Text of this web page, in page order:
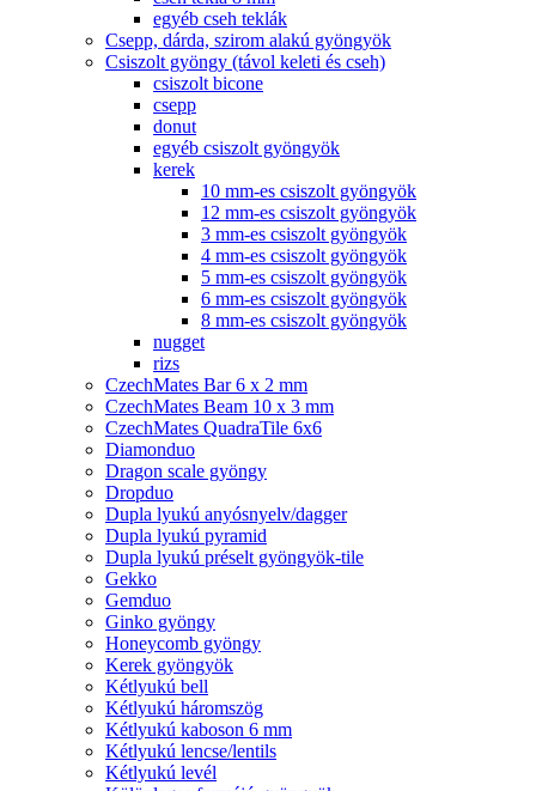
egyéb cseh teklák
Csepp, dárda, szirom alakú gyöngyök
Csiszolt gyöngy (távol keleti és cseh)
csiszolt bicone
csepp
donut
egyéb csiszolt gyöngyök
kerek
10 mm-es csiszolt gyöngyök
12 mm-es csiszolt gyöngyök
3 mm-es csiszolt gyöngyök
4 mm-es csiszolt gyöngyök
5 mm-es csiszolt gyöngyök
6 mm-es csiszolt gyöngyök
8 mm-es csiszolt gyöngyök
nugget
rizs
CzechMates Bar 6 x 2 mm
CzechMates Beam 10 x 3 mm
CzechMates QuadraTile 6x6
Diamonduo
Dragon scale gyöngy
Dropduo
Dupla lyukú anyósnyelv/dagger
Dupla lyukú pyramid
Dupla lyukú préselt gyöngyök-tile
Gekko
Gemduo
Ginko gyöngy
Honeycomb gyöngy
Kerek gyöngyök
Kétlyukú bell
Kétlyukú háromszög
Kétlyukú kaboson 6 mm
Kétlyukú lencse/lentils
Kétlyukú levél